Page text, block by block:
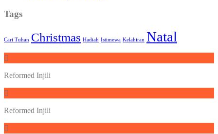
Tags
Cari Tuhan Christmas Hadiah Istimewa Kelahiran Natal
Reformed Injili
Reformed Injili